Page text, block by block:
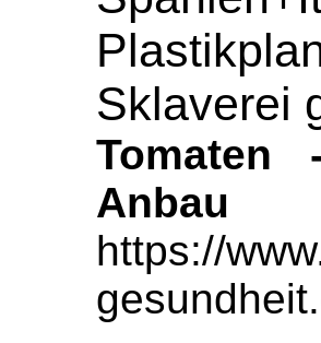
Sklaverei
Tomaten
Anbau
https://